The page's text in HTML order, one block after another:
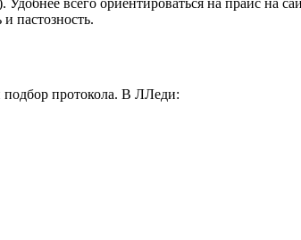
пастозность.
подбор протокола. В ЛЛеди: